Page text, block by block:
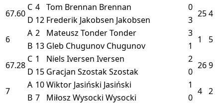
67.60
C 4 Tom Brennan Brennan 0
254
D 12 Frederik Jakobsen Jakobsen
3
6
A 2 Mateusz TonderTonder 3
1 5
B 13 Gleb Chugunov Chugunov
1
67.28
C 1 Niels Iversen Iversen 2
269
D 15 Gracjan SzostakSzostak
0
7
A 10Wiktor Jasiński Jasiński 1
4 2
B 7 Miłosz Wysocki Wysocki
0